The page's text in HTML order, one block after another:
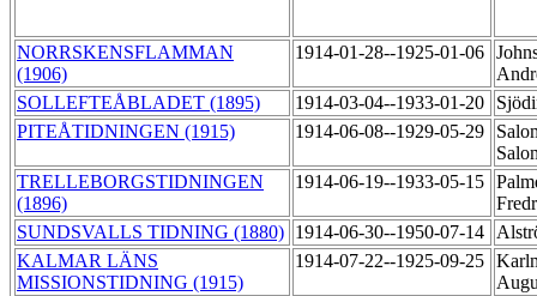
NORRSKENSFLAMMAN
(1906)
1914-01-28--1925-01-06
SOLLEFTEÅBLADET (1895)
1914-03-04--1933-01-20
PITEÅTIDNINGEN (1915)
1914-06-08--1929-05-29
TRELLEBORGSTIDNINGEN
(1896)
1914-06-19--1933-05-15
SUNDSVALLS TIDNING (1880) 1914-06-30--1950-07-14
KALMAR LÄNS
MISSIONSTIDNING (1915)
1914-07-22--1925-09-25